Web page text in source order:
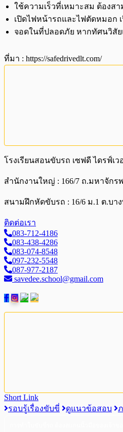
ใช้ความเร็วที่เหมาะสม ต้องส
เปิดไฟหน้ารถและไฟตัดหมอก
จอดในที่ปลอดภัย หากทัศนวิสัย
ที่มา : https://safedrivedlt.com/
โรงเรียนสอนขับรถ เซฟดี ไดรฟ์เว
สำนักงานใหญ่ : 166/7 ถ.มหาจักร
สนามฝึกหัดขับรถ : 16/6 ม.1 ต.บา
ติดต่อเรา
083-712-4186
083-438-4286
083-074-8548
097-232-5548
087-977-2187
savedee.school@gmail.com
Short Link
รอบรู้เรื่องขับขี่
ดูแนวข้อสอบ